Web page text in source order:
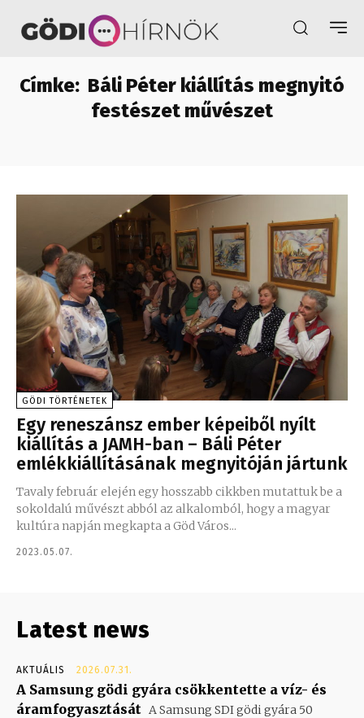
Címke: Báli Péter kiállítás megnyitó
festészet művészet
GÖDI TÖRTÉNETEK
Egy reneszánsz ember képeiből nyílt
kiállítás a JAMH-ban – Báli Péter
emlékkiállításának megnyitóján jártunk
Tavaly február elején egy hosszabb cikkben mutattuk be a
sokoldalú művészt abból az alkalomból, hogy a magyar
kultúra napján megkapta a Göd Város...
2023.05.07.
Latest news
AKTUÁLIS 2026.07.31.
A Samsung gödi gyára csökkentette a víz- és
áramfogyasztását A Samsung SDI gödi gyára 50